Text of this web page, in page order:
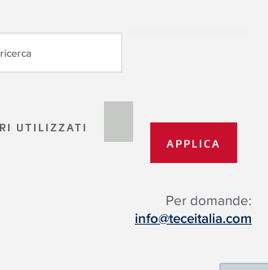
UTILIZZATI
Per domande:
info@teceitalia.com